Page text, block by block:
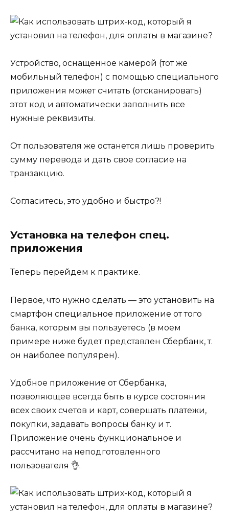
Устройство, оснащенное камерой (тот же
мобильный телефон) с помощью специального
приложения может считать (отсканировать)
этот код и автоматически заполнить все
нужные реквизиты.
От пользователя же останется лишь проверить
сумму перевода и дать свое согласие на
транзакцию.
Согласитесь, это удобно и быстро?!
Установка на телефон спец.
приложения
Теперь перейдем к практике.
Первое, что нужно сделать — это установить на
смартфон специальное приложение от того
банка, которым вы пользуетесь (в моем
примере ниже будет представлен Сбербанк, т.
он наиболее популярен).
Удобное приложение от Сбербанка,
позволяющее всегда быть в курсе состояния
всех своих счетов и карт, совершать платежи,
покупки, задавать вопросы банку и т.
Приложение очень функциональное и
рассчитано на неподготовленного
пользователя 👌.